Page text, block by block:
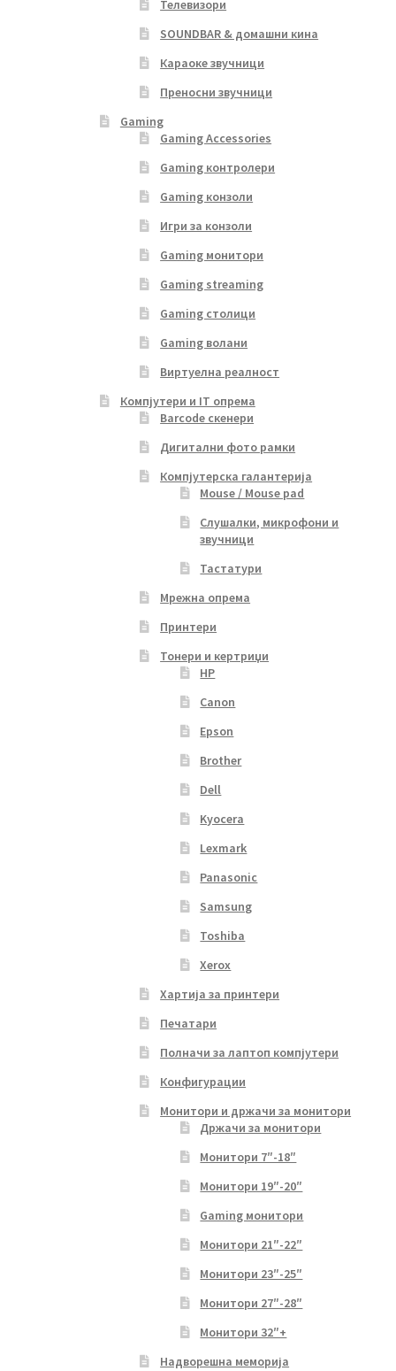
Телевизори
SOUNDBAR & домашни кина
Караоке звучници
Преносни звучници
Gaming
Gaming Accessories
Gaming контролери
Gaming конзоли
Игри за конзоли
Gaming монитори
Gaming streaming
Gaming столици
Gaming волани
Виртуелна реалност
Компјутери и IT опрема
Barcode скенери
Дигитални фото рамки
Компјутерска галантерија
Mouse / Mouse pad
Слушалки, микрофони и
звучници
Тастатури
Мрежна опрема
Принтери
Тонери и кертриџи
HP
Canon
Epson
Brother
Dell
Kyocera
Lexmark
Panasonic
Samsung
Toshiba
Xerox
Хартија за принтери
Печатари
Полначи за лаптоп компјутери
Конфигурации
Монитори и држачи за монитори
Држачи за монитори
Монитори 7″-18″
Монитори 19″-20″
Gaming монитори
Монитори 21″-22″
Монитори 23″-25″
Монитори 27″-28″
Монитори 32″+
Надворешна меморија